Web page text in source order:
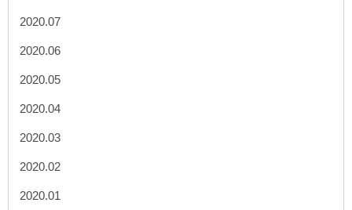
2020.07
2020.06
2020.05
2020.04
2020.03
2020.02
2020.01